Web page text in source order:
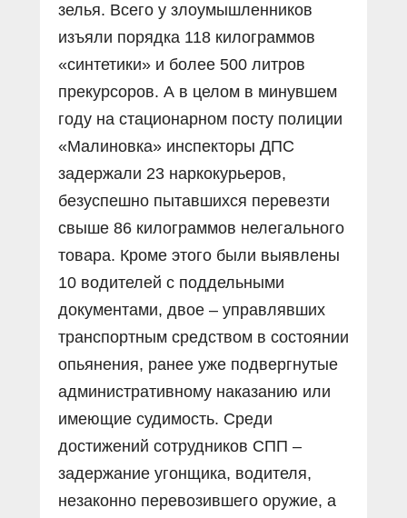
зелья. Всего у злоумышленников
изъяли порядка 118 килограммов
«синтетики» и более 500 литров
прекурсоров. А в целом в минувшем
году на стационарном посту полиции
«Малиновка» инспекторы ДПС
задержали 23 наркокурьеров,
безуспешно пытавшихся перевезти
свыше 86 килограммов нелегального
товара. Кроме этого были выявлены
10 водителей с поддельными
документами, двое – управлявших
транспортным средством в состоянии
опьянения, ранее уже подвергнутые
административному наказанию или
имеющие судимость. Среди
достижений сотрудников СПП –
задержание угонщика, водителя,
незаконно перевозившего оружие, а